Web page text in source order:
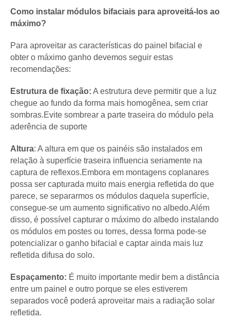
Como instalar módulos bifaciais para aproveitá-los ao
máximo?
Para aproveitar as características do painel bifacial e
obter o máximo ganho devemos seguir estas
recomendações:
Estrutura de fixação: A estrutura deve permitir que a luz
chegue ao fundo da forma mais homogênea, sem criar
sombras.Evite sombrear a parte traseira do módulo pela
aderência de suporte
Altura: A altura em que os painéis são instalados em
relação à superfície traseira influencia seriamente na
captura de reflexos.Embora em montagens coplanares
possa ser capturada muito mais energia refletida do que
parece, se separarmos os módulos daquela superfície,
consegue-se um aumento significativo no albedo.Além
disso, é possível capturar o máximo do albedo instalando
os módulos em postes ou torres, dessa forma pode-se
potencializar o ganho bifacial e captar ainda mais luz
refletida difusa do solo.
Espaçamento: É muito importante medir bem a distância
entre um painel e outro porque se eles estiverem
separados você poderá aproveitar mais a radiação solar
refletida.